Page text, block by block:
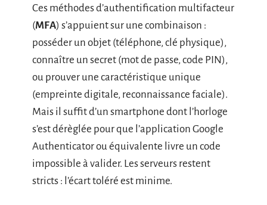
Ces méthodes d’authentification multifacteur
(MFA) s’appuient sur une combinaison :
posséder un objet (téléphone, clé physique),
connaître un secret (mot de passe, code PIN),
ou prouver une caractéristique unique
(empreinte digitale, reconnaissance faciale).
Mais il suffit d’un smartphone dont l’horloge
s’est dérèglée pour que l’application Google
Authenticator ou équivalente livre un code
impossible à valider. Les serveurs restent
stricts : l’écart toléré est minime.